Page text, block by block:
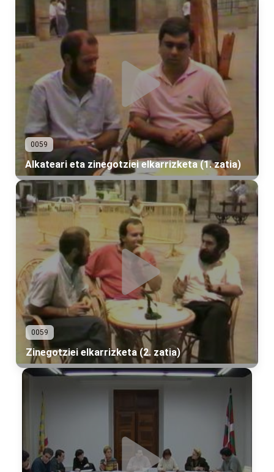
0059
Alkateari eta zinegotziei elkarrizketa (1. zatia)
0059
Zinegotziei elkarrizketa (2. zatia)